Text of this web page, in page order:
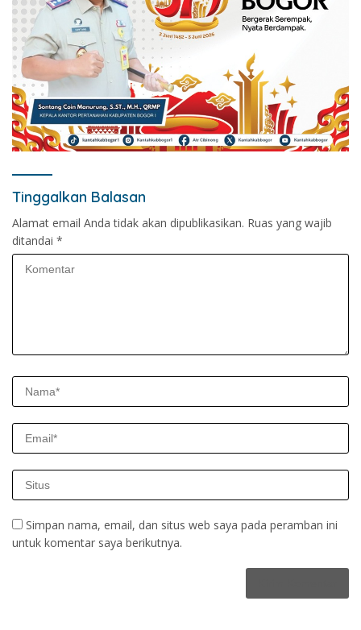
Tinggalkan Balasan
Alamat email Anda tidak akan dipublikasikan. Ruas yang wajib
ditandai *
Simpan nama, email, dan situs web saya pada peramban ini
untuk komentar saya berikutnya.